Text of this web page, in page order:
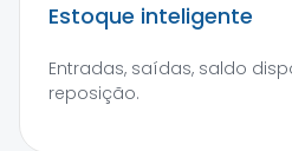
Estoque inteligente
Entradas, saídas, saldo
reposição.